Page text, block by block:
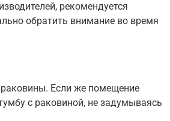
рекомендуется
обратить внимание во время
Если же помещение
с раковиной, не задумываясь